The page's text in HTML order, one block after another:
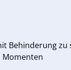
Behinderung zu
Momenten